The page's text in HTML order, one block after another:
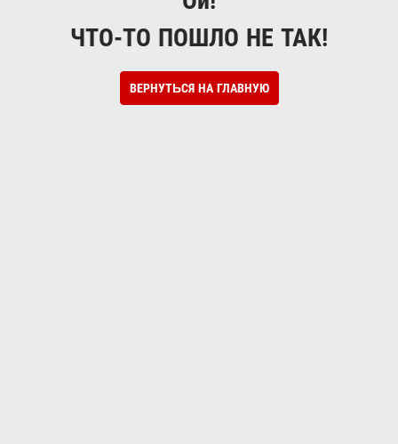
ЧТО-ТО ПОШЛО НЕ ТАК!
ВЕРНУТЬСЯ НА ГЛАВНУЮ